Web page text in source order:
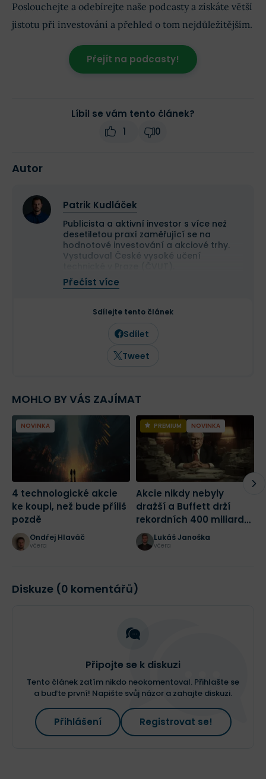
Poslouchejte a odebírejte naše podcasty a získáte větší
jistotu při investování a přehled o tom nejdůležitějším.
Přejít na podcasty!
Líbil se vám tento článek?
1
0
Autor
Patrik Kudláček
Publicista a aktivní investor s více než
desetiletou praxí zaměřující se na
hodnotové investování a akciové trhy.
Vystudoval České vysoké učení
Ve své investiční strategii kombinuje
aktivní i pasivní přístup a zaměřuje se
společnosti a value investice. Ve svých
článcích se věnuje investičním
strategiím, psychologii investování a
analýze jednotlivých akcií.
Přečíst více
Sdílejte tento článek
Sdílet
Tweet
MOHLO BY VÁS ZAJÍMAT
NOVINKA
4 technologické akcie
ke koupi, než bude příliš
pozdě
Ondřej Hlaváč
včera
PREMIUM NOVINKA
Akcie nikdy nebyly
dražší a Buffett drží
rekordních 400 miliard
dolarů! Jak bych dnes
začal investovat?
Lukáš Janoška
včera
Diskuze (0 komentářů)
Připojte se k diskuzi
Tento článek zatím nikdo neokomentoval. Přihlašte se
a buďte první! Napište svůj názor a zahajte diskuzi.
Přihlášení Registrovat se!